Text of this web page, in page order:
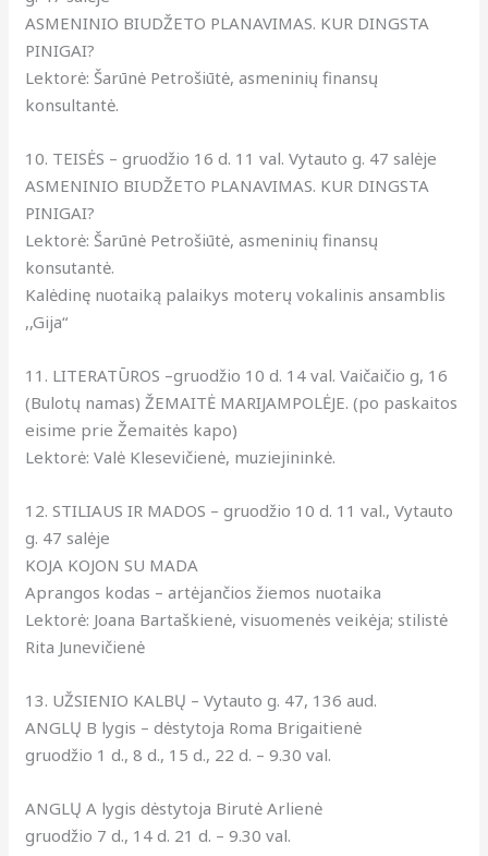
ASMENINIO BIUDŽETO PLANAVIMAS. KUR DINGSTA
PINIGAI?
Lektorė: Šarūnė Petrošiūtė, asmeninių finansų
konsultantė.
10. TEISĖS – gruodžio 16 d. 11 val. Vytauto g. 47 salėje
ASMENINIO BIUDŽETO PLANAVIMAS. KUR DINGSTA
PINIGAI?
Lektorė: Šarūnė Petrošiūtė, asmeninių finansų
konsutantė.
Kalėdinę nuotaiką palaikys moterų vokalinis ansamblis
,,Gija“
11. LITERATŪROS –gruodžio 10 d. 14 val. Vaičaičio g, 16
(Bulotų namas) ŽEMAITĖ MARIJAMPOLĖJE. (po paskaitos
eisime prie Žemaitės kapo)
Lektorė: Valė Klesevičienė, muziejininkė.
12. STILIAUS IR MADOS – gruodžio 10 d. 11 val., Vytauto
g. 47 salėje
KOJA KOJON SU MADA
Aprangos kodas – artėjančios žiemos nuotaika
Lektorė: Joana Bartaškienė, visuomenės veikėja; stilistė
Rita Junevičienė
13. UŽSIENIO KALBŲ – Vytauto g. 47, 136 aud.
ANGLŲ B lygis – dėstytoja Roma Brigaitienė
gruodžio 1 d., 8 d., 15 d., 22 d. – 9.30 val.
ANGLŲ A lygis dėstytoja Birutė Arlienė
gruodžio 7 d., 14 d. 21 d. – 9.30 val.